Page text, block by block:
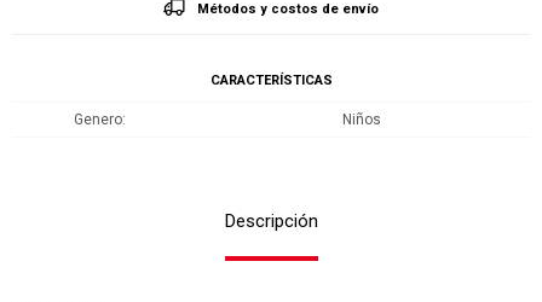
Métodos y costos de envío
CARACTERÍSTICAS
Genero Niños
Descripción